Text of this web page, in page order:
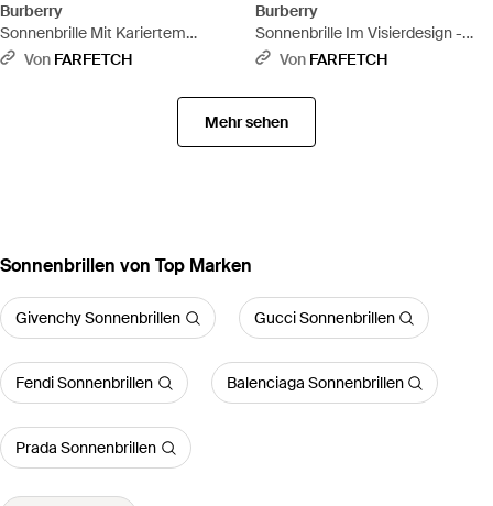
Burberry
Sonnenbrille Mit Kariertem
Gestell - Grau
Von FARFETCH
Burberry
Sonnenbrille Im Visierdesign -
GrünVon FARFETCH
Mehr sehen
Sonnenbrillen von Top Marken
Givenchy Sonnenbrillen Gucci Sonnenbrillen
Fendi Sonnenbrillen Balenciaga Sonnenbrillen
Prada Sonnenbrillen